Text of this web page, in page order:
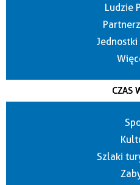
Ludzie
CZAS
Szlaki